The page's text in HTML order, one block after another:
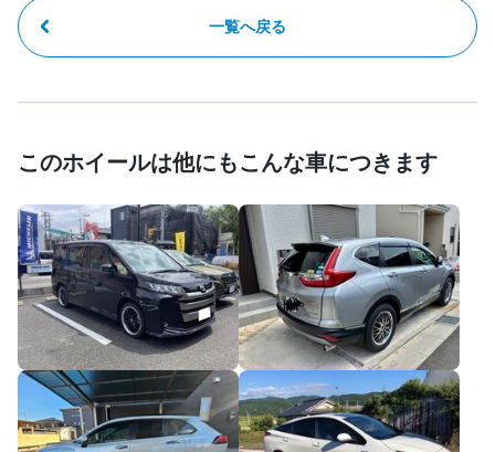
一覧へ戻る
このホイールは他にもこんな車につきます